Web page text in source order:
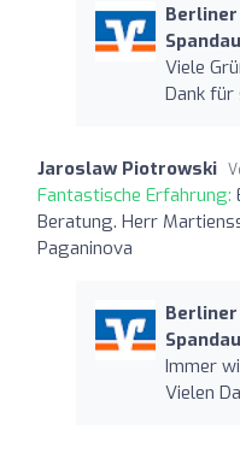
Viele
Dank für
Jaroslaw Piotrowski
Fantastische Erfahrung:
Beratung. Herr
Paganinova
Immer
Vielen